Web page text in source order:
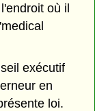
où il
exécutif
en
loi.